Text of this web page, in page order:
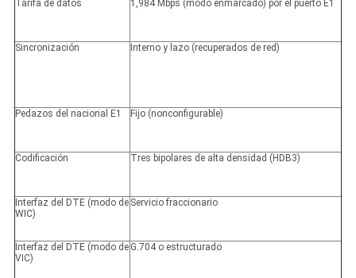
Tarifa de datos 1,984 Mbps (modo enmarcado) por el puerto E1
Sincronización Interno y lazo (recuperados de red)
Pedazos del nacional E1 Fijo (nonconfigurable)
Codificación Tres bipolares de alta densidad (HDB3)
Interfaz del DTE (modo de
WIC)
Servicio fraccionario
Interfaz del DTE (modo de
VIC)
G.704 o estructurado